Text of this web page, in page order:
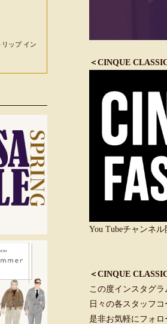
＜CINQUE
You Tubeチャンネ
＜CINQUE
この度インスタグ
日々の各スタッフ
是非お気軽にフォロ
リップ イン